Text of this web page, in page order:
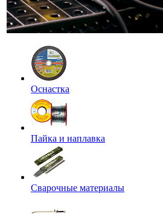
Оснастка
Пайка и наплавка
Сварочные материалы